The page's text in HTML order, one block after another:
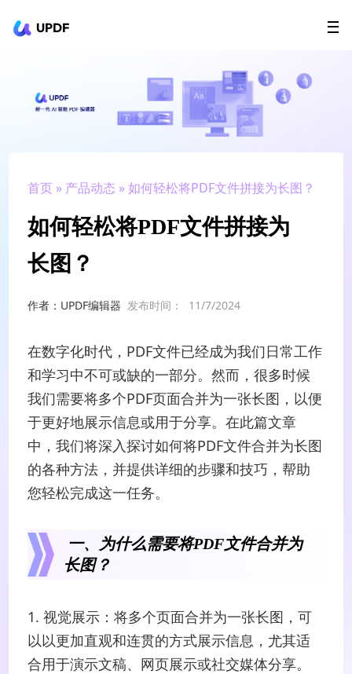
UPDF
AI Agents
政企采购
升级会员
首页 » 产品动态 » 如何轻松将PDF文件拼接为长图？
如何轻松将PDF文件拼接为
长图？
作者：UPDF编辑器 发布时间： 11/7/2024
在数字化时代，PDF文件已经成为我们日常工作
和学习中不可或缺的一部分。然而，很多时候
我们需要将多个PDF页面合并为一张长图，以便
于更好地展示信息或用于分享。在此篇文章
中，我们将深入探讨如何将PDF文件合并为长图
的各种方法，并提供详细的步骤和技巧，帮助
您轻松完成这一任务。
一、为什么需要将PDF文件合并为
长图？
1. 视觉展示：将多个页面合并为一张长图，可
以以更加直观和连贯的方式展示信息，尤其适
合用于演示文稿、网页展示或社交媒体分享。